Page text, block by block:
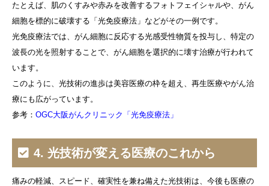
たとえば、肌のくすみや赤みを改善するフォトフェイシャルや、がん
細胞を標的に破壊する「光免疫療法」などがその一例です。
光免疫療法では、がん細胞に反応する光感受性物質を投与し、特定の
波長の光を照射することで、がん細胞を選択的に壊す治療が行われて
います。
このように、光技術の進歩は美容医療の枠を超え、再生医療やがん治
療にも広がっています。
参考： OGC大阪がんクリニック「光免疫療法」
4. 光技術が変える医療のこれから
痛みの軽減、スピード、確実性を兼ね備えた光技術は、今後も医療の